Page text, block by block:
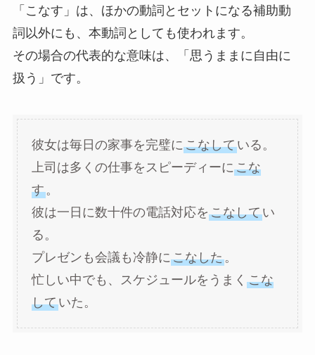
「こなす」は、ほかの動詞とセットになる補助動
詞以外にも、本動詞としても使われます。
その場合の代表的な意味は、「思うままに自由に
扱う」です。
彼女は毎日の家事を完璧にこなしている。
上司は多くの仕事をスピーディーにこな
す。
彼は一日に数十件の電話対応をこなしてい
る。
プレゼンも会議も冷静にこなした。
忙しい中でも、スケジュールをうまく こな
していた。